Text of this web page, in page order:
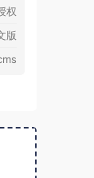
权
版